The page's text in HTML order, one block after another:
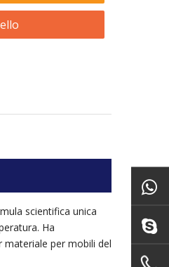
scientifica unica
Ha
materiale per mobili del